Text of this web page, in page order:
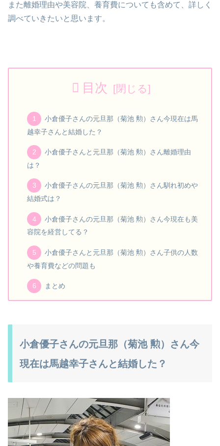
また離婚理由や美容院、養育費についても含めて、詳しく
調べていきたいと思います。
目次
小倉優子さんの元旦那（菊池 勲）さん今現在は馬
越幸子さんと結婚した？
小倉優子さんと元旦那（菊池 勲）さん離婚理由
は？
小倉優子さんの元旦那（菊池 勲）さん馴れ初めや
結婚式は？
小倉優子さんの元旦那（菊池 勲）さん今現在も美
容院を経営してる？
小倉優子さんと元旦那（菊池 勲）さん子供の人数
や養育費などの問題も
まとめ
小倉優子さんの元旦那（菊池 勲）さん今
現在は馬越幸子さんと結婚した？